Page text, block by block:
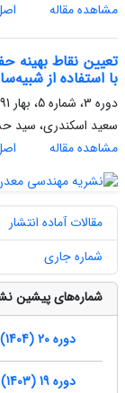
مشاهده مقاله
با استفاده از
دوره 3، شماره 5، بهار 1391، صفحه
سعید اسکندری، سید
مشاهده مقاله
مقالات آماده انتشار
شماره جاری
شماره‌های پیشین
دوره 20 (1404)
دوره 19 (1403)